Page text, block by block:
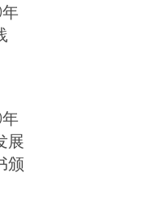
力的ESG智库网络
政策建言、学术研
面，推动中国ESG
展
颁